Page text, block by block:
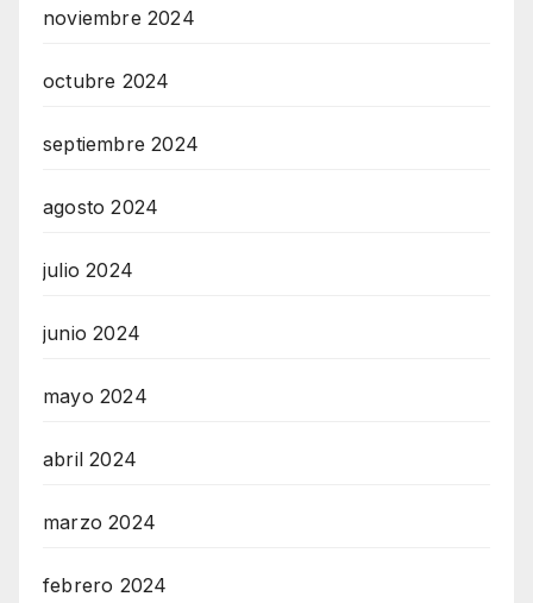
noviembre 2024
octubre 2024
septiembre 2024
agosto 2024
julio 2024
junio 2024
mayo 2024
abril 2024
marzo 2024
febrero 2024